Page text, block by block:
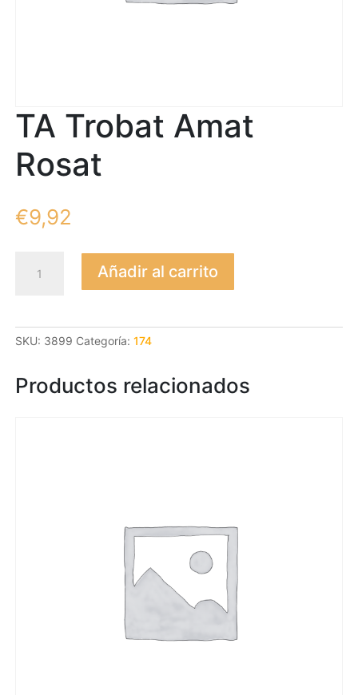
TA Trobat Amat
Rosat
€9,92
Trobat
cantidad
Añadir al carrito
SKU: 3899 Categoría:174
Productos relacionados